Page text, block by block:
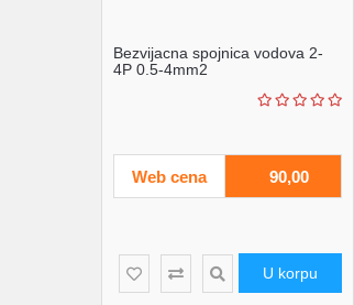
Bezvijacna spojnica vodova 2-
4P 0.5-4mm2
Web cena 90,00
U korpu